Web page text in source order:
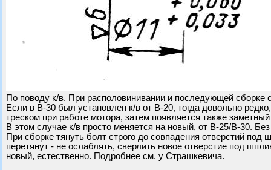
По поводу к/в. При располовинивании и последующей сборке
Если в В-30 был установлен к/в от В-20, тогда довольно
треском при работе мотора, затем появляется также
В этом случае к/в просто меняется на новый, от В-25/В-30.
При сборке тянуть болт строго до совпадения отверстий
перетянут - не ослаблять, сверлить новое отверстие под
новый, естественно. Подробнее см. у Страшкевича.